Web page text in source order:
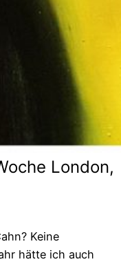
London,
Keine
hätte ich auch